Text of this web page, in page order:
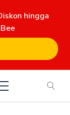
hingga